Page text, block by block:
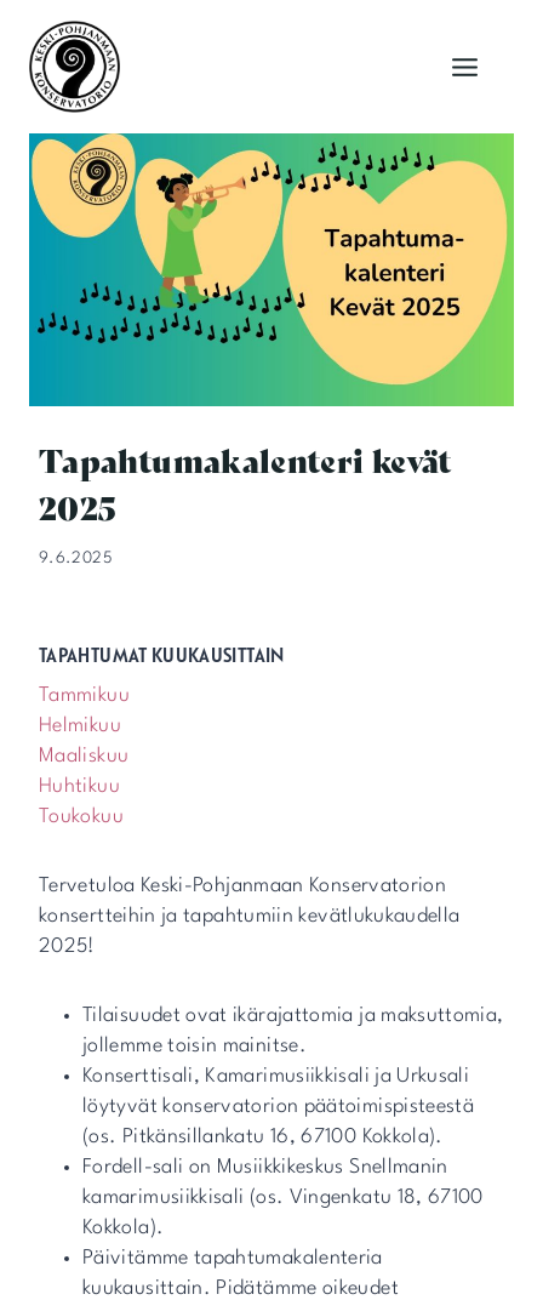
sisältöön
Tapahtumakalenteri kevät
2025
9.6.2025
TAPAHTUMAT KUUKAUSITTAIN
Tammikuu
Helmikuu
Maaliskuu
Huhtikuu
Toukokuu
Tervetuloa Keski-Pohjanmaan Konservatorion
konsertteihin ja tapahtumiin kevätlukukaudella
2025!
Tilaisuudet ovat ikärajattomia ja maksuttomia,
jollemme toisin mainitse.
Konserttisali, Kamarimusiikkisali ja Urkusali
löytyvät konservatorion päätoimispisteestä
(os. Pitkänsillankatu 16, 67100 Kokkola).
Fordell-sali on Musiikkikeskus Snellmanin
kamarimusiikkisali (os. Vingenkatu 18, 67100
Kokkola).
Päivitämme tapahtumakalenteria
kuukausittain. Pidätämme oikeudet